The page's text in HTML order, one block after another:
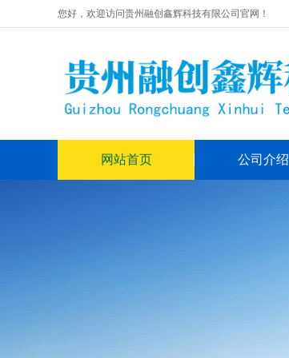
您好，欢迎访问贵州融创鑫辉科技有限公司官网！
网站首页 公司介绍